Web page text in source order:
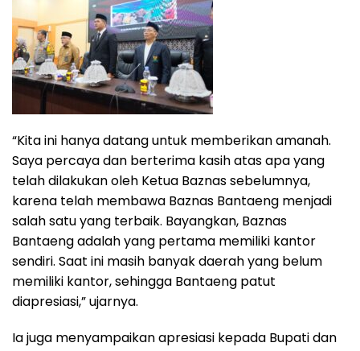
“Kita ini hanya datang untuk memberikan amanah.
Saya percaya dan berterima kasih atas apa yang
telah dilakukan oleh Ketua Baznas sebelumnya,
karena telah membawa Baznas Bantaeng menjadi
salah satu yang terbaik. Bayangkan, Baznas
Bantaeng adalah yang pertama memiliki kantor
sendiri. Saat ini masih banyak daerah yang belum
memiliki kantor, sehingga Bantaeng patut
diapresiasi,” ujarnya.
Ia juga menyampaikan apresiasi kepada Bupati dan